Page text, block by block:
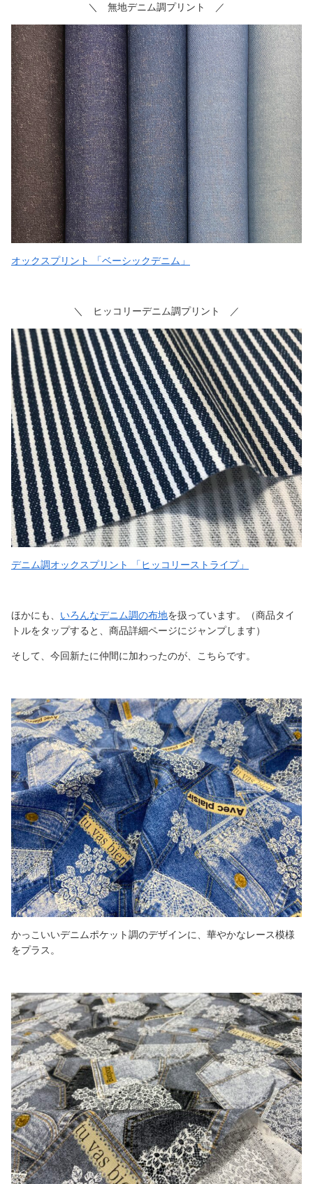
＼ 無地デニム調プリント ／
オックスプリント 「ベーシックデニム」
＼ ヒッコリーデニム調プリント ／
デニム調オックスプリント 「ヒッコリーストライプ」
ほかにも、 いろんなデニム調の布地を扱っています。（商品タイ
トルをタップすると、商品詳細ページにジャンプします）
そして、今回新たに仲間に加わったのが、こちらです。
かっこいいデニムポケット調のデザインに、華やかなレース模様
をプラス。